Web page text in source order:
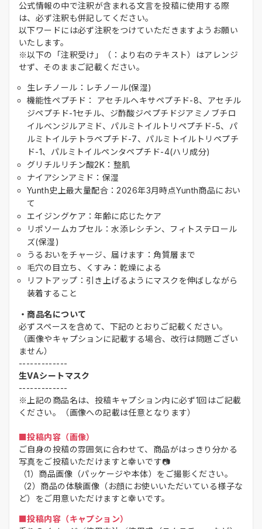
公式情報の中で注釈が含まれる文言を投稿に使用する際
は、必ず注釈も併記してください。
以下ワードには必ず注釈をつけていただきますようお願い
いたします。
※以下の「注釈受け」（：より右のテキスト）はアレンジ
せず、そのままご記載ください。
生レチノール：レチノール(保湿)
機能性ペプチド： アセチルヘキサペプチド-8、アセチル
ジペプチド-1セチル、ジ酢酸ジペプチドジアミノブチロ
イルベンジルアミド、パルミトイルトリペプチド-5、パ
ルミトイルテトラペプチド-7、パルミトイルトリペプチ
ド-1、パルミトイルペンタペプチド-4(ハリ成分)
グリチルリチン酸2K：整肌
ナイアシンアミド：保湿
Yunth史上最大量配合：2026年3月時点Yunth商品におい
て
エイジングケア：年齢に応じたケア
リポソームカプセル：水添レシチン、フィトステロール
ズ(保湿)
うるおいをチャージ、届けます：角質層まで
毛穴の目立ち、くすみ：乾燥による
リフトアップ：引き上げるようにマスクを伸ばしながら
装着すること
・商品名について
必ずスペースを含めて、下記のとおりご記載ください。
（画像やキャプションに記載する場合、改行は問題ござい
ません）
-------------
生VAシートマスク
-------------
※上記の商品名は、投稿キャプション内に必ず1回はご記載
ください。（画像への記載は任意となります）
■投稿内容（画像）
ご自身の投稿の雰囲気に合わせて、商品がはっきり分かる
写真をご投稿いただけますと幸いです📷
（1）商品画像（パッケージや本体）をご撮影ください。
（2）商品の体験画像（お顔にお使いいただいている様子な
ど）をご用意いただけますと幸いです。
■投稿内容（キャプション）